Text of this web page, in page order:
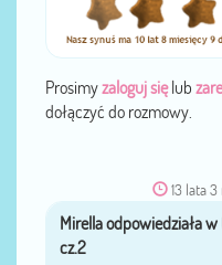
Prosimyzaloguj sięlub
dołączyć do rozmowy.
13 lata